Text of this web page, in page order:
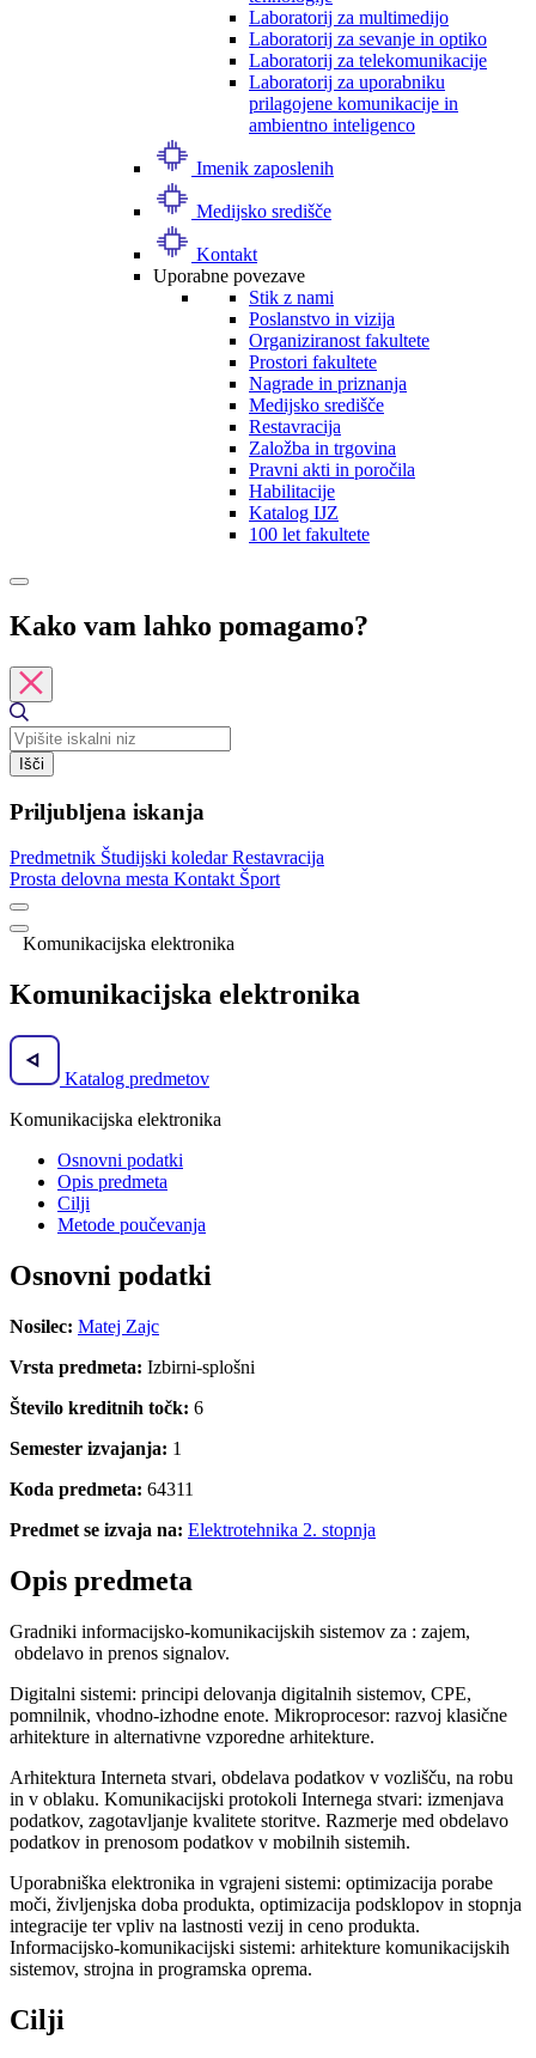
Laboratorij za multimedijo
Laboratorij za sevanje in optiko
Laboratorij za telekomunikacije
Laboratorij za uporabniku
prilagojene komunikacije in
ambientno inteligenco
Imenik zaposlenih
Medijsko središče
Kontakt
Uporabne povezave
Stik z nami
Poslanstvo in vizija
Organiziranost fakultete
Prostori fakultete
Nagrade in priznanja
Medijsko središče
Restavracija
Založba in trgovina
Pravni akti in poročila
Habilitacije
Katalog IJZ
100 let fakultete
Kako vam lahko pomagamo?
Išči
Priljubljena iskanja
Predmetnik Študijski koledarRestavracija
Prosta delovna mesta Kontakt Šport
Komunikacijska elektronika
Komunikacijska elektronika
Katalog predmetov
Komunikacijska elektronika
Osnovni podatki
Opis predmeta
Cilji
Metode poučevanja
Osnovni podatki
Nosilec: Matej Zajc
Vrsta predmeta: Izbirni-splošni
Število kreditnih točk: 6
Semester izvajanja: 1
Koda predmeta: 64311
Predmet se izvaja na: Elektrotehnika 2. stopnja
Opis predmeta
Gradniki informacijsko-komunikacijskih sistemov za : zajem,
obdelavo in prenos signalov.
Digitalni sistemi: principi delovanja digitalnih sistemov, CPE,
pomnilnik, vhodno-izhodne enote. Mikroprocesor: razvoj klasične
arhitekture in alternativne vzporedne arhitekture.
Arhitektura Interneta stvari, obdelava podatkov v vozlišču, na robu
in v oblaku. Komunikacijski protokoli Internega stvari: izmenjava
podatkov, zagotavljanje kvalitete storitve. Razmerje med obdelavo
podatkov in prenosom podatkov v mobilnih sistemih.
Uporabniška elektronika in vgrajeni sistemi: optimizacija porabe
moči, življenjska doba produkta, optimizacija podsklopov in stopnja
integracije ter vpliv na lastnosti vezij in ceno produkta.
Informacijsko-komunikacijski sistemi: arhitekture komunikacijskih
sistemov, strojna in programska oprema.
Cilji